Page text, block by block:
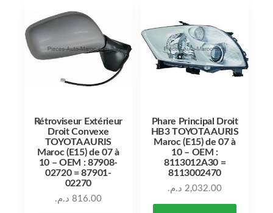
Rétroviseur Extérieur
Droit Convexe
TOYOTA AURIS
Maroc (E15) de 07 à
10 – OEM : 87908-
02720 = 87901-
02270
816.00 د.م.
Phare Principal Droit
HB3 TOYOTA AURIS
Maroc (E15) de 07 à
10 – OEM :
8113012A30 =
8113002470
2,032.00 د.م.